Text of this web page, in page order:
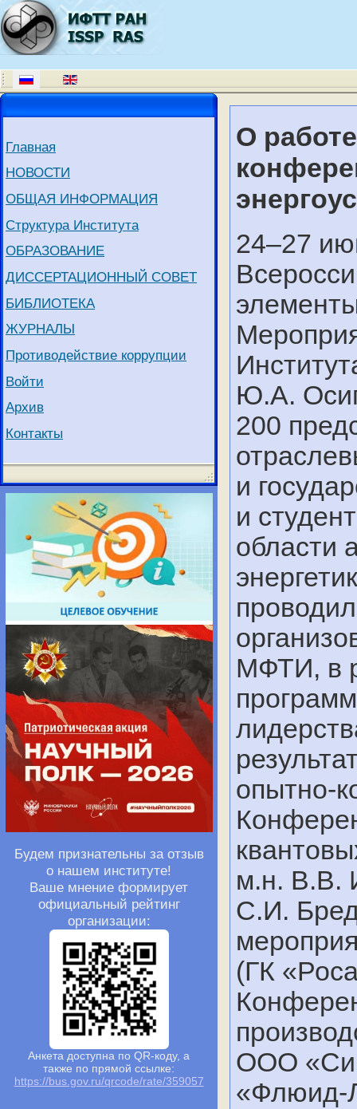
Главная
НОВОСТИ
ОБЩАЯ ИНФОРМАЦИЯ
Структура Института
ОБРАЗОВАНИЕ
ДИССЕРТАЦИОННЫЙ СОВЕТ
БИБЛИОТЕКА
ЖУРНАЛЫ
Противодействие коррупции
Войти
Архив
Контакты
Будем признательны за отзыв
о нашем институте!
Ваше мнение формирует
официальный рейтинг
организации:
Анкета доступна по QR-коду, а
также по прямой ссылке:
https://bus.gov.ru/qrcode/rate/359057
О
24–27
Ю.А.
200
и
и
области
МФТИ, в
опытно-
м.н. В.В.
C.И.
(ГК
ООО
«Флюид-